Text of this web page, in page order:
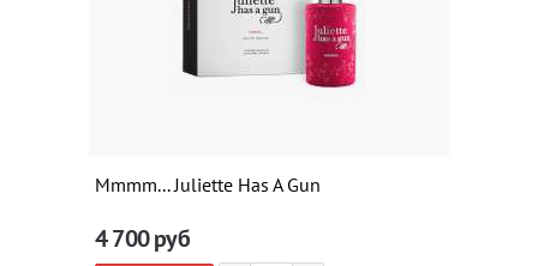
Mmmm... Juliette Has A Gun
4 700руб